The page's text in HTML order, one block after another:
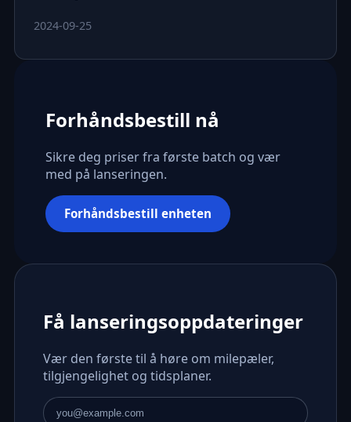
2024-09-25
Forhåndsbestill nå
Sikre deg priser fra første batch og vær
med på lanseringen.
Forhåndsbestill enheten
Få lanseringsoppdateringer
Vær den første til å høre om milepæler,
tilgjengelighet og tidsplaner.